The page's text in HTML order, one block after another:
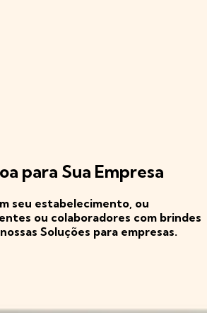
para Sua Empresa
seu estabelecimento, ou
ou colaboradores com brindes
Soluções para empresas.